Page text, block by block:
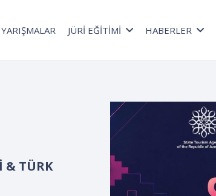
YARIŞMALAR JÜRİ EĞİTİMİ HABERLER